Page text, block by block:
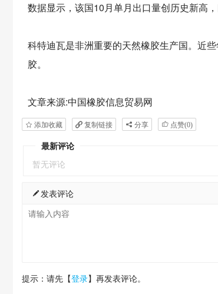
数据显示，该国10月单月出口量创历史新高
科特迪瓦是非洲重要的天然橡胶生产国。近
胶。
文章来源:中国橡胶信息贸易网
添加收藏 复制链接 分享 点赞(0)
最新评论
暂无评论
发表评论
提示：请先【登录】再发表评论。